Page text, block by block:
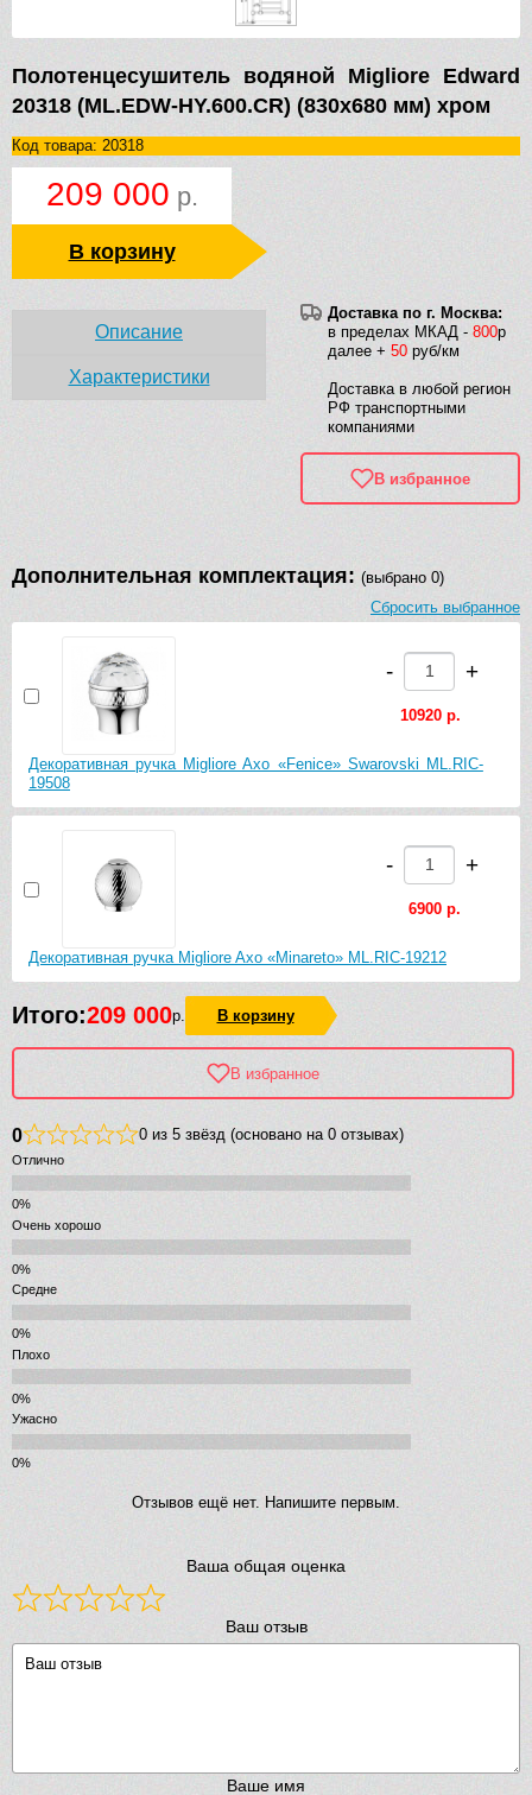
Полотенцесушитель водяной Migliore Edward
20318 (ML.EDW-HY.600.CR) (830х680 мм) хром
Код товара: 20318
209 000 р.
В корзину
Доставка по г. Москва:
в пределах МКАД - 800р
далее + 50 руб/км
Доставка в любой регион
РФ транспортными
компаниями
В избранное
Описание
Характеристики
Дополнительная комплектация: (выбрано 0)
Сбросить выбранное
Декоративная ручка Migliore Axo «Fenice» Swarovski ML.RIC-
19508
- +
10920 р.
Декоративная ручка Migliore Axo «Minareto» ML.RIC-19212
- +
6900 р.
Итого:209 000р. В корзину
В избранное
0 0 из 5 звёзд (основано на 0 отзывах)
Отлично
Очень хорошо
Средне
Плохо
Ужасно
Отзывов ещё нет. Напишите первым.
Ваша общая оценка
Ваш отзыв
Ваше имя